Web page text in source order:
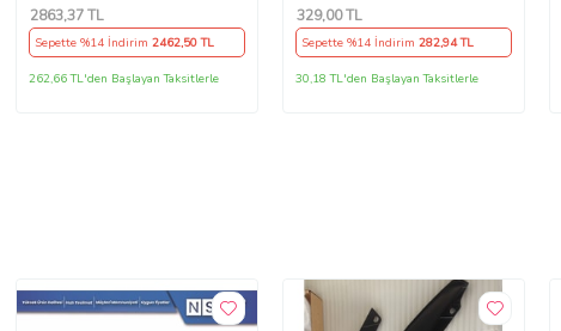
2863,37 TL
Sepette %14 İndirim 2462,50 TL
262,66 TL'den Başlayan Taksitlerle
329,00 TL
Sepette %14 İndirim 282,94 TL
30,18 TL'den Başlayan Taksitlerle